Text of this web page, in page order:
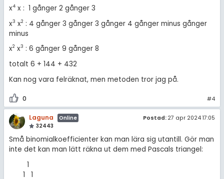
x4x : 1 gånger 2 gånger 3
x3 x2 : 4 gånger 3 gånger 3 gånger 4 gånger minus gånger
minus
x2 x3 : 6 gånger 9 gånger 8
totalt 6 + 144 + 432
Kan nog vara felräknat, men metoden tror jag på.
0 #4
Laguna
Online
32443
Postad: 27 apr 2024 17:05
Små binomialkoefficienter kan man lära sig utantill. Gör man
inte det kan man lätt räkna ut dem med Pascals triangel:
1
1 1